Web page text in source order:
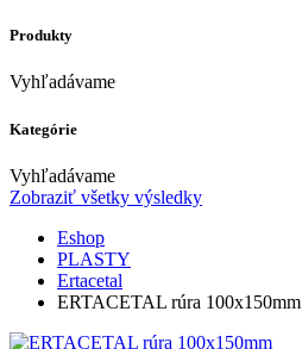
Produkty
Vyhľadávame
Kategórie
Vyhľadávame
Zobraziť všetky výsledky
Eshop
PLASTY
Ertacetal
ERTACETAL rúra 100x150mm